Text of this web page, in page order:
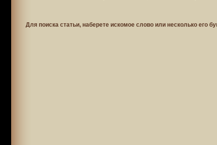
Для поиска статьи, наберете искомое слово или несколько его